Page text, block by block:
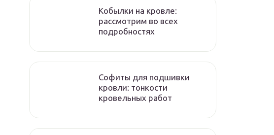
Кобылки на кровле:
рассмотрим во всех
подробностях
Софиты для подшивки
кровли: тонкости
кровельных работ